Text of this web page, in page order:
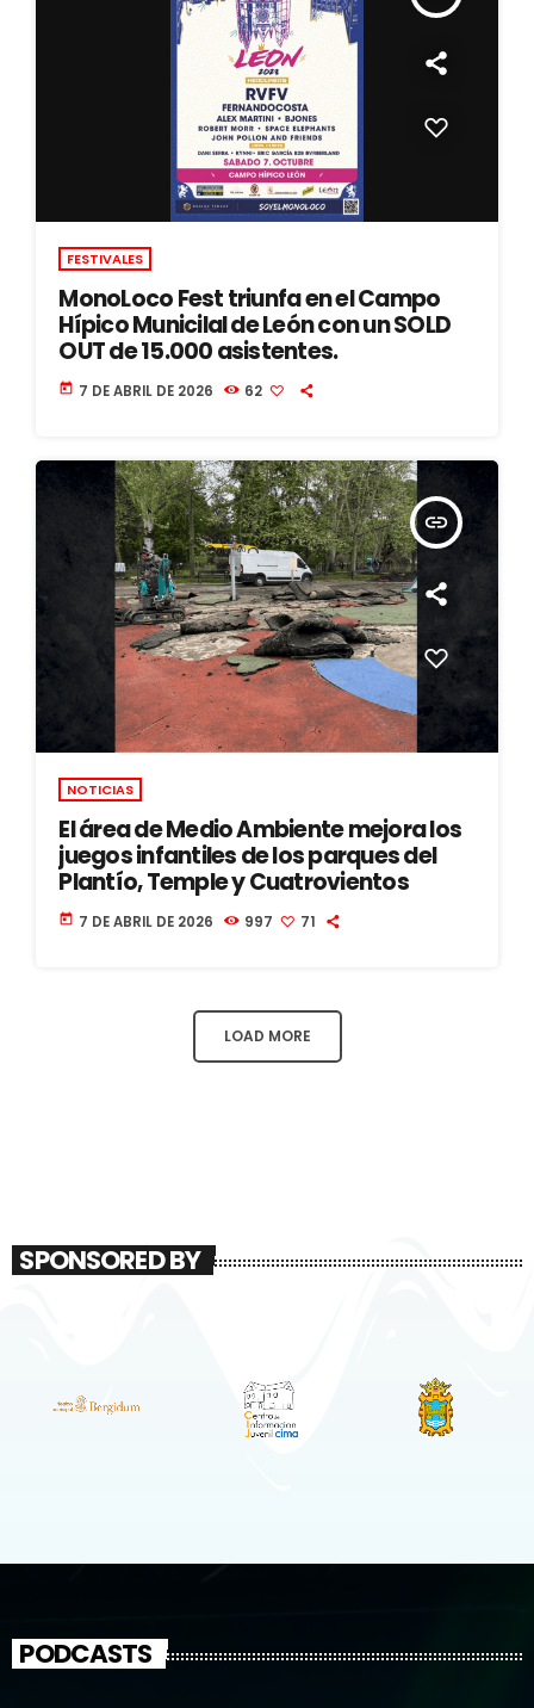
FESTIVALES
MonoLoco Fest triunfa en el Campo
Hípico Municilal de León con un SOLD
OUT de 15.000 asistentes.
today 7 DE ABRIL DE 2026 62
insert_link
NOTICIAS
El área de Medio Ambiente mejora los
juegos infantiles de los parques del
Plantío, Temple y Cuatrovientos
today 7 DE ABRIL DE 2026 997 71
LOAD MORE
SPONSORED BY
PODCASTS